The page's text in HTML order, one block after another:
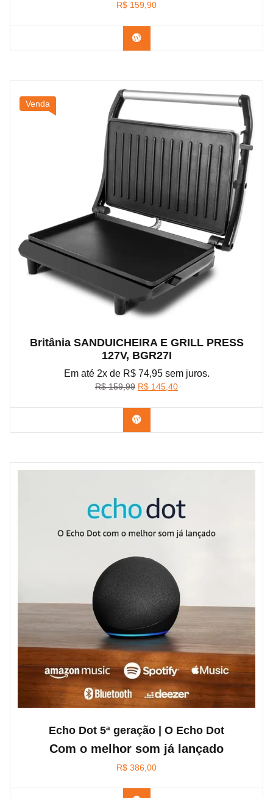
R$ 159,90
Confira na Amazon
Venda
Britânia SANDUICHEIRA E GRILL PRESS
127V, BGR27I
Em até 2x de R$ 74,95 sem juros.
R$159,99 O
original
era:
R$ 159,99.
R$ 145,40O
Confira na Amazon
Echo Dot 5ª geração | O Echo Dot
Com o melhor som já lançado
R$ 386,00